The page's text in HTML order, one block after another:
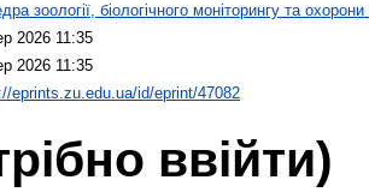
зоології, біологічного моніторингу та
2026 11:35
2026 11:35
eprints.zu.edu.ua/id/eprint/47082
ввійти)